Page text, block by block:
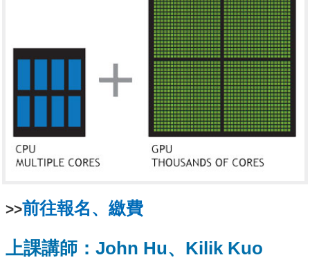
>>前往報名、繳費
上課講師：John Hu、Kilik Kuo